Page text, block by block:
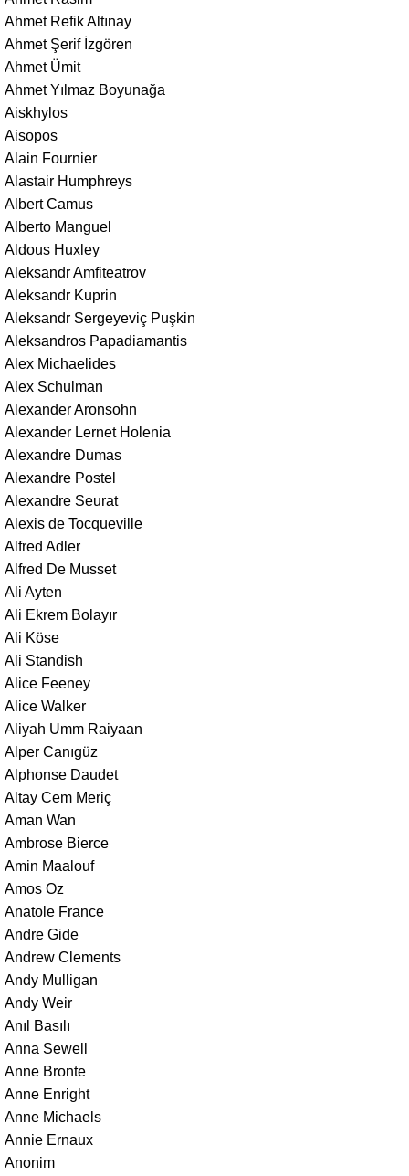
Ahmet Refik Altınay
Ahmet Şerif İzgören
Ahmet Ümit
Ahmet Yılmaz Boyunağa
Aiskhylos
Aisopos
Alain Fournier
Alastair Humphreys
Albert Camus
Alberto Manguel
Aldous Huxley
Aleksandr Amfiteatrov
Aleksandr Kuprin
Aleksandr Sergeyeviç Puşkin
Aleksandros Papadiamantis
Alex Michaelides
Alex Schulman
Alexander Aronsohn
Alexander Lernet Holenia
Alexandre Dumas
Alexandre Postel
Alexandre Seurat
Alexis de Tocqueville
Alfred Adler
Alfred De Musset
Ali Ayten
Ali Ekrem Bolayır
Ali Köse
Ali Standish
Alice Feeney
Alice Walker
Aliyah Umm Raiyaan
Alper Canıgüz
Alphonse Daudet
Altay Cem Meriç
Aman Wan
Ambrose Bierce
Amin Maalouf
Amos Oz
Anatole France
Andre Gide
Andrew Clements
Andy Mulligan
Andy Weir
Anıl Basılı
Anna Sewell
Anne Bronte
Anne Enright
Anne Michaels
Annie Ernaux
Anonim